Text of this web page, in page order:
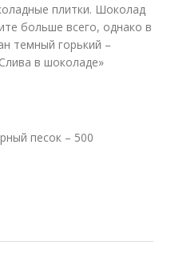
плитки. Шоколад
больше всего, однако в
темный горький –
в шоколаде»
песок – 500